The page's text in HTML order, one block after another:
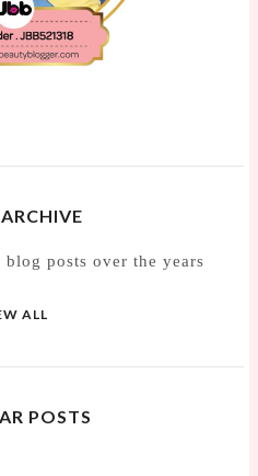
posts over the years
ALL
POSTS